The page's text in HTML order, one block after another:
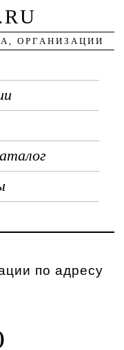
ОРГАНИЗАЦИИ
по адресу